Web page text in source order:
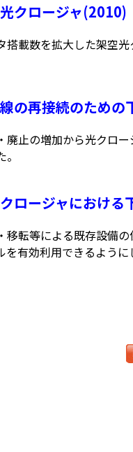
クロージャ(2010)
搭載数を拡大した架空
の再接続のため
廃止の増加から光クロ
ロージャにおけ
移転等による既存設備
有効利用できるように